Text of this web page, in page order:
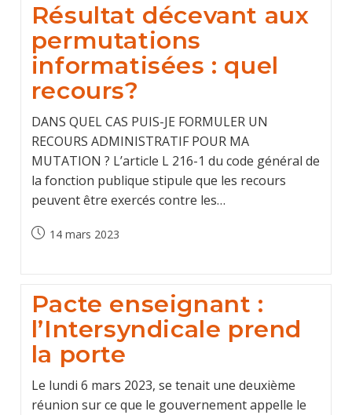
Résultat décevant aux
permutations
informatisées : quel
recours?
DANS QUEL CAS PUIS-JE FORMULER UN
RECOURS ADMINISTRATIF POUR MA
MUTATION ? L’article L 216-1 du code général de
la fonction publique stipule que les recours
peuvent être exercés contre les…
Post14 mars 2023
Pacte enseignant :
l’Intersyndicale prend
la porte
Le lundi 6 mars 2023, se tenait une deuxième
réunion sur ce que le gouvernement appelle le